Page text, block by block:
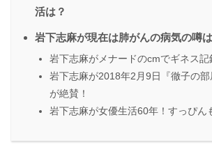
活は？
岩下志麻が現在は肺がんの病気の噂
岩下志麻がメナードのcmでギネス記
岩下志麻が2018年2月9日『徹子の
が絶賛！
岩下志麻が女優生活60年！すっぴん